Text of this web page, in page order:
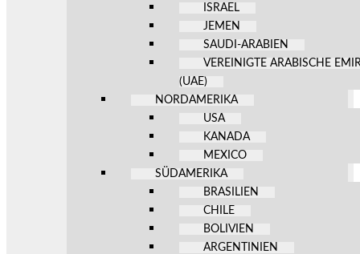
ISRAEL
JEMEN
SAUDI-ARABIEN
VEREINIGTE ARABISCHE
(UAE)
NORDAMERIKA
USA
KANADA
MEXICO
SÜDAMERIKA
BRASILIEN
CHILE
BOLIVIEN
ARGENTINIEN